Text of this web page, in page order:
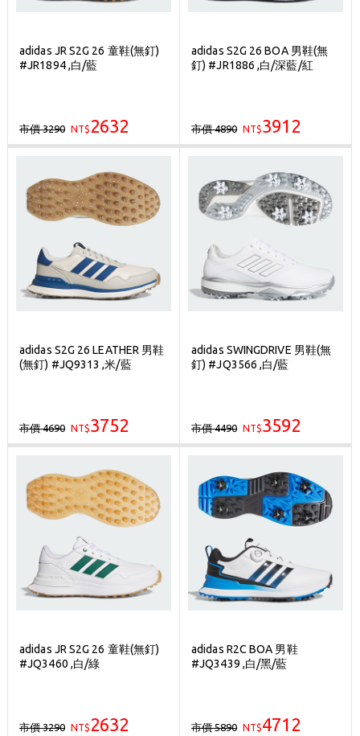
adidas JR S2G 26 童鞋(無釘)
#JR1894 ,白/藍
市價 3290 NT$ 2632
adidas S2G 26 BOA 男鞋(無
釘) #JR1886 ,白/深藍/紅
市價 4890 NT$3912
adidas S2G 26 LEATHER 男鞋
(無釘) #JQ9313 ,米/藍
市價 4690 NT$3752
adidas SWINGDRIVE 男鞋(無
釘) #JQ3566 ,白/藍
市價 4490 NT$3592
adidas JR S2G 26 童鞋(無釘)
#JQ3460 ,白/綠
市價 3290 NT$ 2632
adidas R2C BOA 男鞋
#JQ3439 ,白/黑/藍
市價 5890 NT$4712